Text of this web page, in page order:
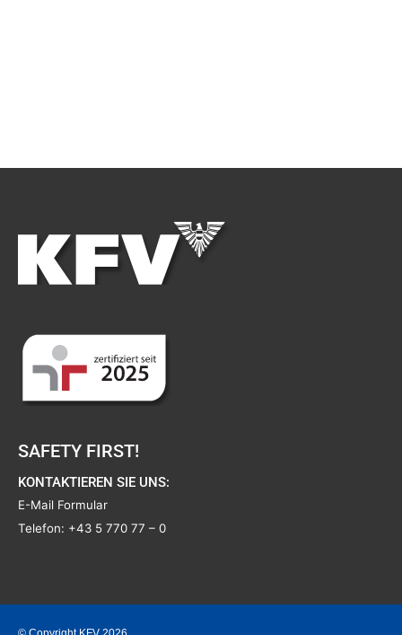
SAFETY FIRST!
KONTAKTIEREN SIE UNS:
E-Mail Formular
Telefon: +43 5 770 77 – 0